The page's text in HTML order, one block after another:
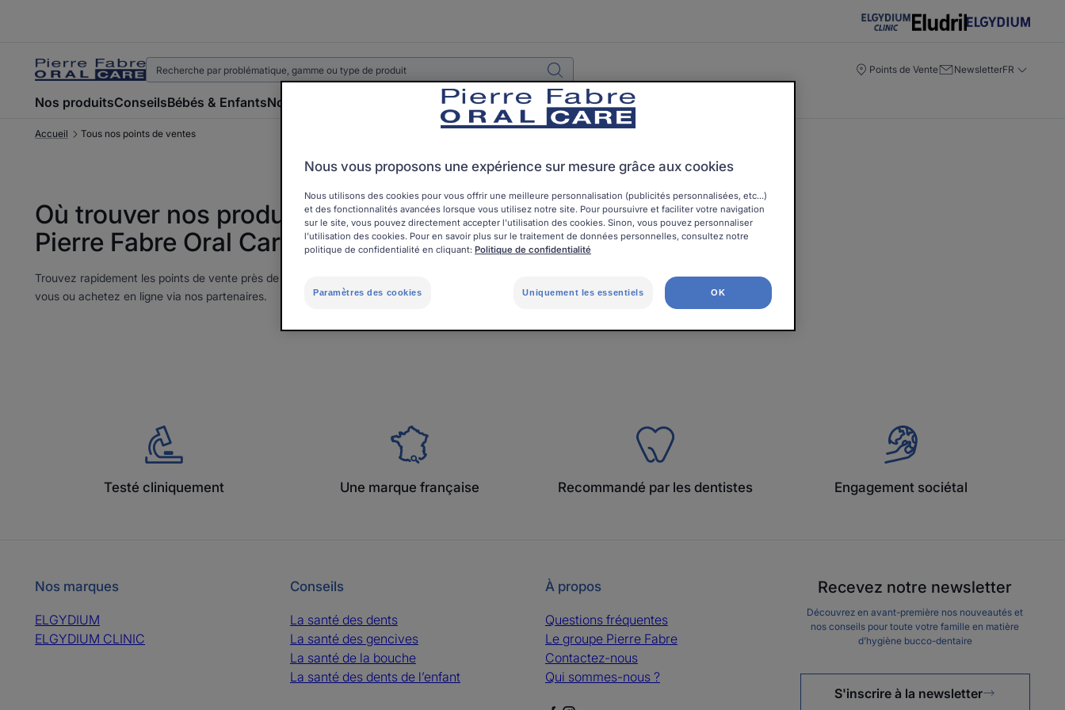
Points de Vente NewsletterFR
Nos produitsConseilsBébés & EnfantsNos marques Pierre Fabre Oral CareDIAGNOSTIC
Accueil Tous nos points de ventes
Où trouver nos produits
Pierre Fabre Oral Care ?
Trouvez rapidement les points de vente près de chez
vous ou achetez en ligne via nos partenaires.
Testé cliniquement Une marque française Recommandé par les dentistes Engagement sociétal
Recevez notre newsletter
Découvrez en avant-première nos nouveautés et
nos conseils pour toute votre famille en matière
d’hygiène bucco-dentaire
S'inscrire à la newsletter
Nos marques
ELGYDIUM
ELGYDIUM CLINIC
Conseils
La santé des dents
La santé des gencives
La santé de la bouche
La santé des dents de l’enfant
À propos
Questions fréquentes
Le groupe Pierre Fabre
Contactez-nous
Qui sommes-nous ?
Nous vous proposons une expérience sur mesure grâce aux cookies
Nous utilisons des cookies pour vous offrir une meilleure personnalisation (publicités personnalisées, etc...)
et des fonctionnalités avancées lorsque vous utilisez notre site. Pour poursuivre et faciliter votre navigation
sur le site, vous pouvez directement accepter l'utilisation des cookies. Sinon, vous pouvez personnaliser
l'utilisation des cookies. Pour en savoir plus sur le traitement de données personnelles, consultez notre
politique de confidentialité en cliquant: Politique de confidentialité
Paramètres des cookies Uniquement les essentiels OK